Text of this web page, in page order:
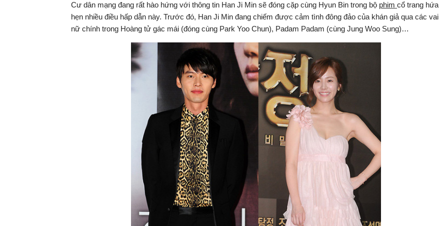
Cư dân mạng đang rất hào hứng với thông tin Han Ji Min sẽ đóng cặp cùng Hyun Bin trong bộ phim cổ trang hứa
hẹn nhiều điều hấp dẫn này. Trước đó, Han Ji Min đang chiếm được cảm tình đông đảo của khán giả qua các vai
nữ chính trong Hoàng tử gác mái (đóng cùng Park Yoo Chun), Padam Padam (cùng Jung Woo Sung)…